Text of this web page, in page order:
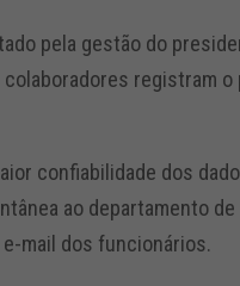
pela gestão do
registram
confiabilidade dos
ao departamento
mail dos funcionários.